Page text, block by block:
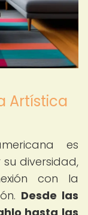
Artística
es
diversidad,
con la
Desde las